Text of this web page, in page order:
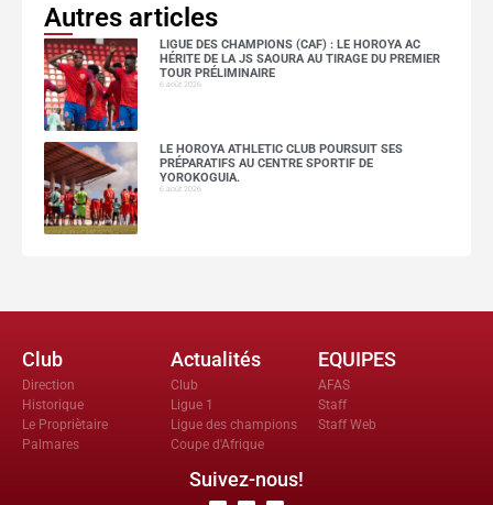
Autres articles
LIGUE DES CHAMPIONS (CAF) : LE HOROYA AC
HÉRITE DE LA JS SAOURA AU TIRAGE DU PREMIER
TOUR PRÉLIMINAIRE
6 août 2026
LE HOROYA ATHLETIC CLUB POURSUIT SES
PRÉPARATIFS AU CENTRE SPORTIF DE
YOROKOGUIA.
6 août 2026
Club
Direction
Historique
Le Propriètaire
Palmares
Actualités
Club
Ligue 1
Ligue des champions
Coupe d'Afrique
EQUIPES
AFAS
Staff
Staff Web
Suivez-nous!